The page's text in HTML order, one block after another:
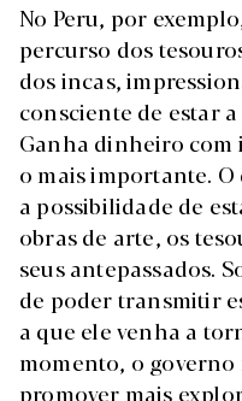
No Peru, por
percurso dos
dos incas,
consciente de estar
Ganha dinheiro com
o mais importante.
a possibilidade de
obras de arte, os
seus antepassados.
de poder transmitir
a que ele venha a
momento, o
promover mais